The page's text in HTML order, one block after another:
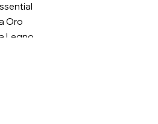
Oro
Legno